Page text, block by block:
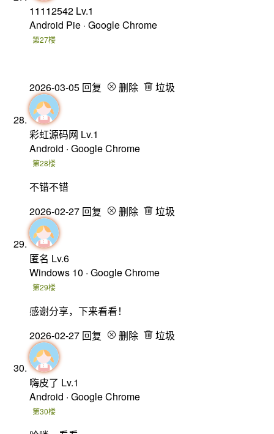
11112542 Lv.1
Android Pie · Google Chrome
第27楼
2026-03-05 回复 删除 垃圾
彩虹源码网 Lv.1
Android · Google Chrome
第28楼
不错不错
2026-02-27 回复 删除 垃圾
匿名 Lv.6
Windows 10 · Google Chrome
第29楼
感谢分享，下来看看！
2026-02-27 回复 删除 垃圾
嗨皮了 Lv.1
Android · Google Chrome
第30楼